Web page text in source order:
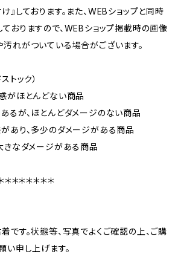
』しております。また、WEBショップと同時
おりますので、WEBショップ掲載時の画像
れがついている場合がございます。
トック）
がほとんどない商品
るが、ほとんどダメージのない商品
あり、多少のダメージがある商品
きなダメージがある商品
＊＊＊＊＊＊＊
です。状態等、写真でよくご確認の上、ご購
い申し上げます。